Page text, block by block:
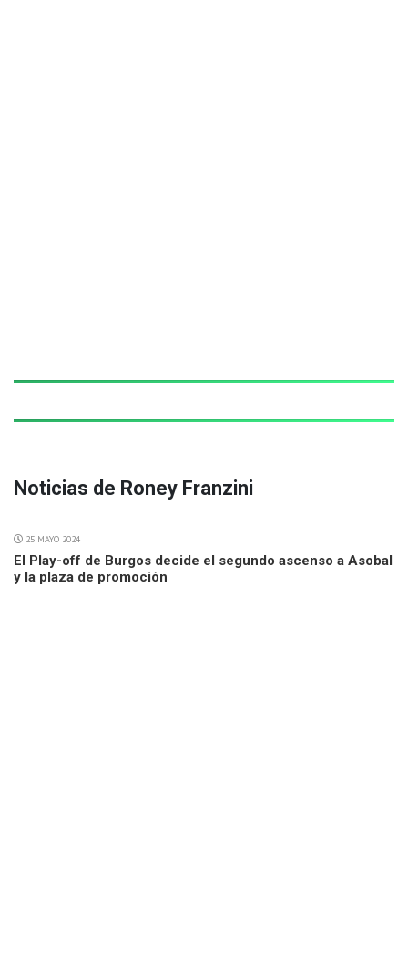
Noticias de Roney Franzini
25 MAYO 2024
El Play-off de Burgos decide el segundo ascenso a Asobal
y la plaza de promoción